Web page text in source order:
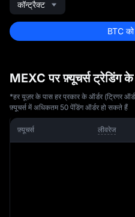
कॉन्ट्रैक्ट
BTC
MEXC पर फ़्यूचर्स ट्रेडिंग के
*हर यूज़र के पास हर प्रकार के ऑर्डर (ट्रिगर
फ़्यूचर्स में अधिकतम 50 पेंडिंग ऑर्डर हो सकते हैं
फ़्यूचर्स लीवरेज